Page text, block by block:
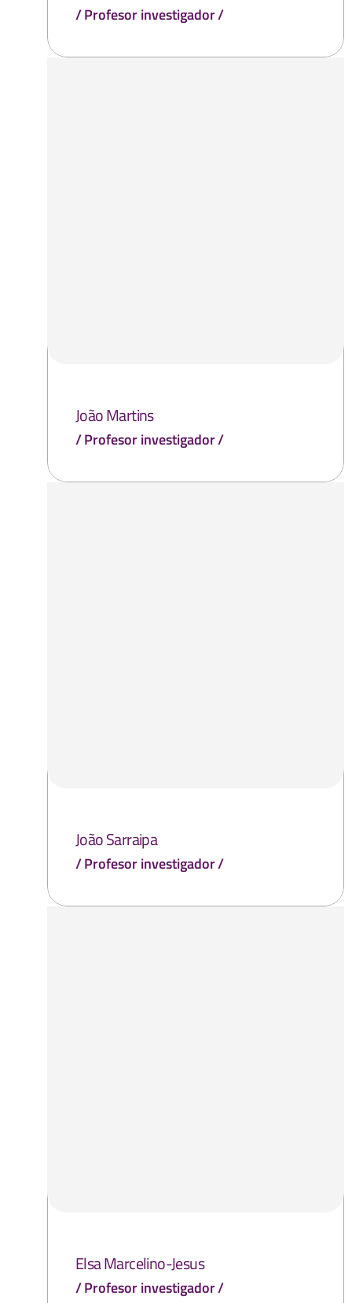
Profesor investigador
João Martins
Profesor investigador
João Sarraipa
Profesor investigador
Elsa Marcelino-Jesus
Profesor investigador